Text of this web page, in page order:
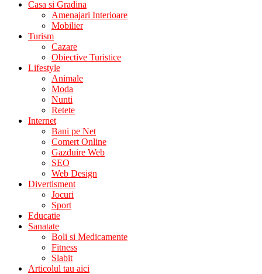
Casa si Gradina
Amenajari Interioare
Mobilier
Turism
Cazare
Obiective Turistice
Lifestyle
Animale
Moda
Nunti
Retete
Internet
Bani pe Net
Comert Online
Gazduire Web
SEO
Web Design
Divertisment
Jocuri
Sport
Educatie
Sanatate
Boli si Medicamente
Fitness
Slabit
Articolul tau aici